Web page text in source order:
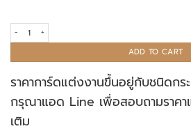
การ์ดแต่งงาน R23-035 quantity
ADD TO CART
ราคาการ์ดแต่งงานขึ้นอยู่กับชนิดกร
กรุณาแอด Line เพื่อสอบถามราคา
เติม